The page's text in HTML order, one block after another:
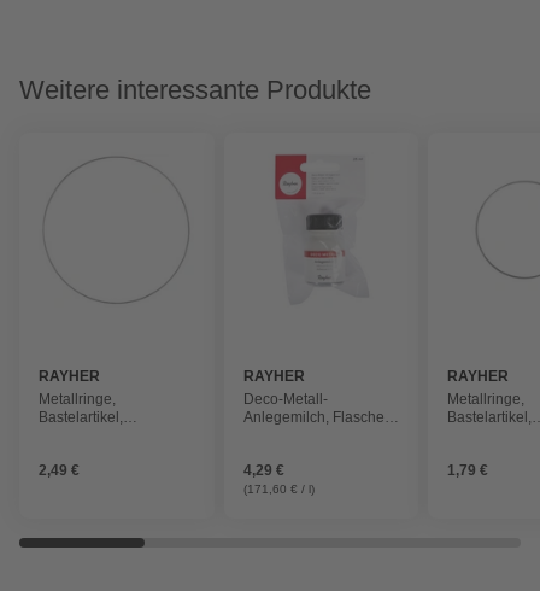
Weitere interessante Produkte
RAYHER
Metallringe,
Bastelartikel,
2,49 €
RAYHER
Deco-Metall-
Anlegemilch, Flasche,
4,29 €
(171,60 € / l)
RAYHER
Metallringe,
Bastelartikel,
1,79 €